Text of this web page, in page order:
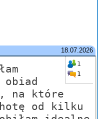
18.07.2026
1
1
na które
od kilku